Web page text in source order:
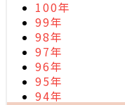
100年
99年
98年
97年
96年
95年
94年